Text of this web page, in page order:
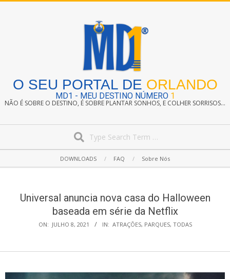
O SEU PORTAL DE ORLANDO
MD1 - MEU DESTINO NÚMERO 1
NÃO É SOBRE O DESTINO, É SOBRE PLANTAR SONHOS, E COLHER SORRISOS...
Navigation
DOWNLOADS FAQ Sobre Nós
Universal anuncia nova casa do Halloween
baseada em série da Netflix
ON: JULHO 8, 2021 IN: ATRAÇÕES, PARQUES, TODAS